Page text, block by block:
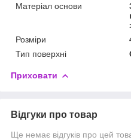
Матеріал основи
Розміри
Тип поверхні
Приховати
Відгуки про товар
Ще немає відгуків про цей